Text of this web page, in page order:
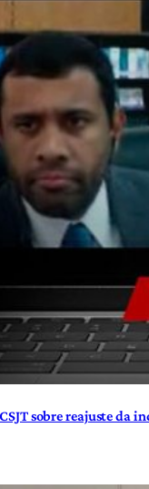
sobre reajuste da